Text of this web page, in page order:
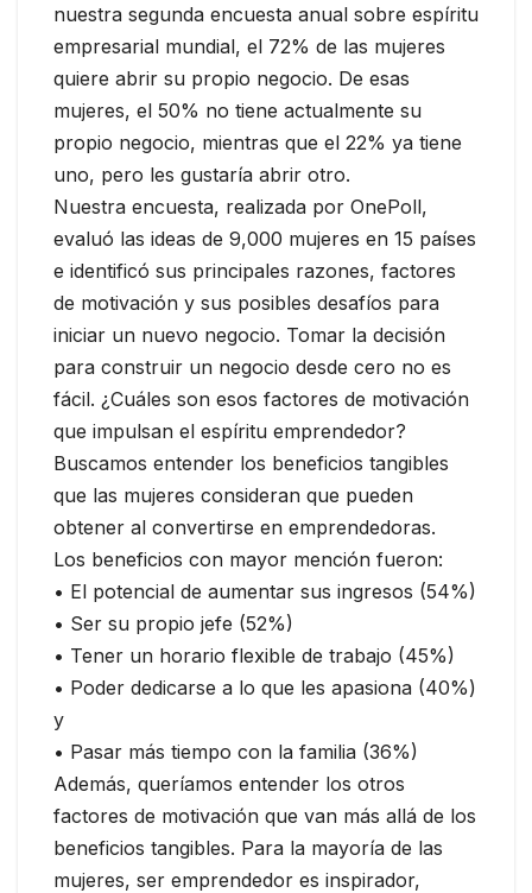
nuestra segunda encuesta anual sobre espíritu
empresarial mundial, el 72% de las mujeres
quiere abrir su propio negocio. De esas
mujeres, el 50% no tiene actualmente su
propio negocio, mientras que el 22% ya tiene
uno, pero les gustaría abrir otro.
Nuestra encuesta, realizada por OnePoll,
evaluó las ideas de 9,000 mujeres en 15 países
e identificó sus principales razones, factores
de motivación y sus posibles desafíos para
iniciar un nuevo negocio. Tomar la decisión
para construir un negocio desde cero no es
fácil. ¿Cuáles son esos factores de motivación
que impulsan el espíritu emprendedor?
Buscamos entender los beneficios tangibles
que las mujeres consideran que pueden
obtener al convertirse en emprendedoras.
Los beneficios con mayor mención fueron:
• El potencial de aumentar sus ingresos (54%)
• Ser su propio jefe (52%)
• Tener un horario flexible de trabajo (45%)
• Poder dedicarse a lo que les apasiona (40%)
y
• Pasar más tiempo con la familia (36%)
Además, queríamos entender los otros
factores de motivación que van más allá de los
beneficios tangibles. Para la mayoría de las
mujeres, ser emprendedor es inspirador,